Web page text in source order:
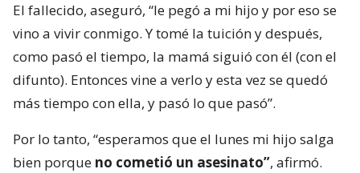
El fallecido, aseguró, “le pegó a mi hijo y por eso se
vino a vivir conmigo. Y tomé la tuición y después,
como pasó el tiempo, la mamá siguió con él (con el
difunto). Entonces vine a verlo y esta vez se quedó
más tiempo con ella, y pasó lo que pasó”.
Por lo tanto, “esperamos que el lunes mi hijo salga
bien porque no cometió un asesinato”, afirmó.